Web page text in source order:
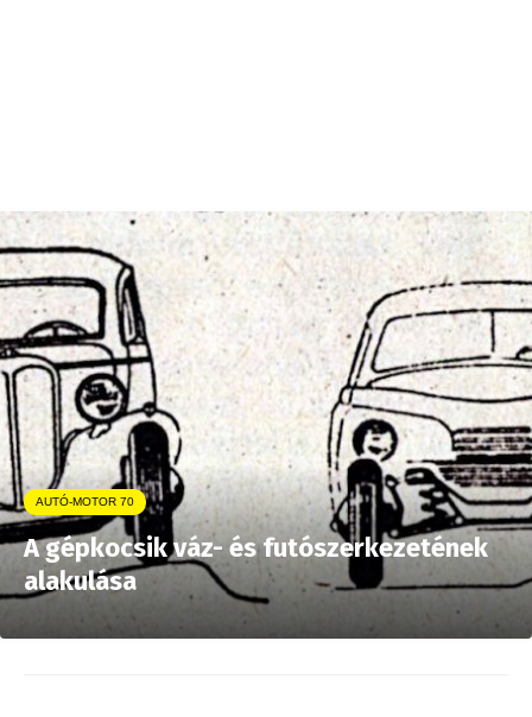
AUTÓ-MOTOR 70
A gépkocsik váz- és futószerkezetének
alakulása